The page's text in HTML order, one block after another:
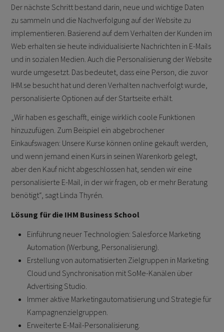
Der nächste Schritt bestand darin, neue und wichtige Daten
zu sammeln und die Nachverfolgung auf der Website zu
implementieren. Basierend auf dem Verhalten der Kunden im
Web erhalten sie heute individualisierte Nachrichten in E-Mails
und in sozialen Medien. Auch die Personalisierung der Website
wurde umgesetzt. Das bedeutet, dass eine Person, die zuvor
IHM.se besucht hat und deren Verhalten nachverfolgt wurde,
personalisierte Optionen auf der Startseite erhält.
„Wir haben es geschafft, einige wirklich coole Funktionen
hinzuzufügen. Zum Beispiel ein abgebrochener
Einkaufswagen: Unsere Kurse können online gekauft werden,
und wenn jemand einen Kurs in seinen Warenkorb gelegt,
aber den Kauf nicht abgeschlossen hat, senden wir eine
personalisierte E-Mail, in der wir fragen, ob er mehr Beratung
benötigt“, sagt Linda Thyrén.
Lösung für die IHM Business School
Einführung neuer Technologien: Salesforce Marketing
Automation (Werbung, Personalisierung).
Erstellung von automatisierten Zielgruppen in Marketing
Cloud und Synchronisation mit SoMe-Kanälen über
Advertising Studio.
Immer aktive Marketingautomatisierung und Strategie für
Kampagnenzielgruppen.
Erweiterte E-Mail-Personalisierung.